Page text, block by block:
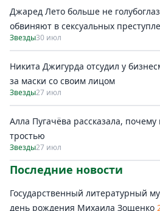
Джаред Лето больше не
обвиняют в сексуальных
Звезды30 июл
Никита Джигурда отсудил у
за маски со своим лицом
Звезды27 июл
Алла Пугачёва рассказала,
тростью
Звезды27 июл
Последние новости
Государственный литературный
день рождения Михаила Зощенко